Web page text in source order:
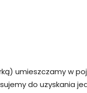
umieszczamy w
do uzyskania